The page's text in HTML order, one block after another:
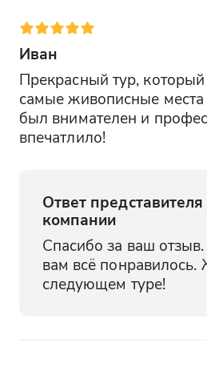
древними башнями
экскурсия по
прогулка к
водопаду, знакомство
башнями Гоора и
Хунзахе.
Вы прогуляетесь по
историей, где узнаете
судьбе Дагестана и
ждёт знакомство с
природой и
ключевыми событиями
Иван
Прекрасный тур,
самые живописные места
был внимателен и
впечатлило!
Ответ представителя
компании
Спасибо за ваш
вам всё понравилось.
следующем туре!